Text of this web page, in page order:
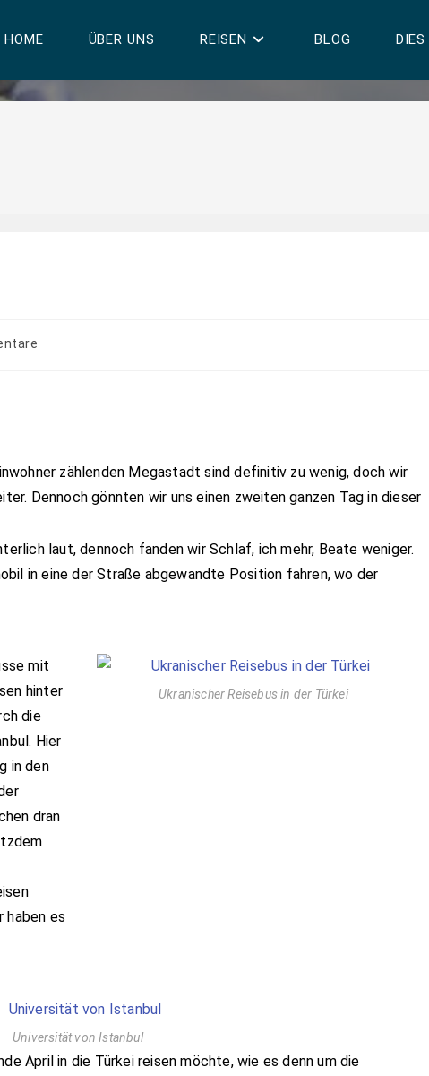
HOME ÜBER UNS REISEN BLOG
zählenden Megastadt sind definitiv zu wenig, doch wir
Dennoch gönnten wir uns einen zweiten ganzen Tag in dieser
laut, dennoch fanden wir Schlaf, ich mehr, Beate weniger.
in eine der Straße abgewandte Position fahren, wo der
mit
hinter
die
Hier
in den
dran
haben es
Ukranischer Reisebus in der Türkei
Universität von Istanbul
April in die Türkei reisen möchte, wie es denn um die